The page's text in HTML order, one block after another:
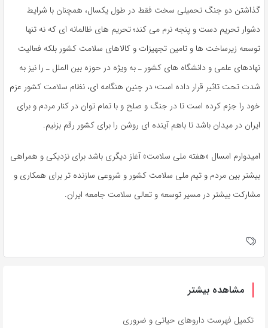
گذاشتن دو جنگ تحمیلی سخت فقط در طول یکسال، همچنان با شرایط
دشوار تحریم دست و پنجه نرم می کند؛ تحریم های ظالمانه ای که نه تنها
توسعه زیرساخت ها و تامین تجهیزات و کالاهای سلامت کشور بلکه فعالیت
نهادهای علمی و دانشگاه های کشور ـ به ویژه در حوزه بین الملل ـ را نیز به
شدت تحت تاثیر قرار داده است؛ در چنین هنگامه ای، نظام سلامت کشور عزم
خود را جزم کرده است تا در جنگ و صلح و با تمام توان در کنار مردم و برای
ایران در میدان باشد تا باهم آینده ای روشن را برای کشور رقم بزنیم.
امیدوارم امسال «هفته ملی سلامت» آغاز دیگری باشد برای نزدیکی و همراهی
بیشتر بین مردم و تیم ملی سلامت کشور و شروعی سازنده تر برای همکاری و
مشارکت بیشتر در مسیر توسعه و تعالی سلامت جامعه ایران.
مشاهده بیشتر
تکمیل فهرست داروهای حیاتی و ضروری